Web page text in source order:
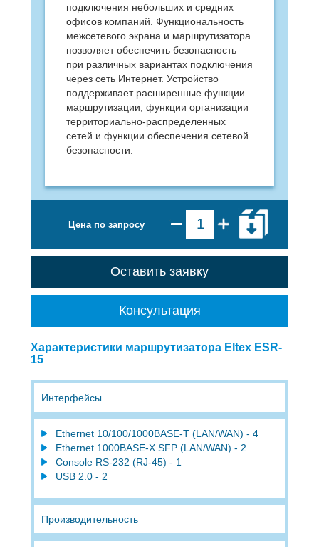
подключения небольших и средних
офисов компаний. Функциональность
межсетевого экрана и маршрутизатора
позволяет обеспечить безопасность
при различных вариантах подключения
через сеть Интернет. Устройство
поддерживает расширенные функции
маршрутизации, функции организации
территориально-распределенных
сетей и функции обеспечения сетевой
безопасности.
Цена по запросу
Оставить заявку
Консультация
Характеристики маршрутизатора Eltex ESR-
15
Интерфейсы
Ethernet 10/100/1000BASE-T (LAN/WAN) - 4
Ethernet 1000BASE-X SFP (LAN/WAN) - 2
Console RS-232 (RJ-45) - 1
USB 2.0 - 2
Производительность